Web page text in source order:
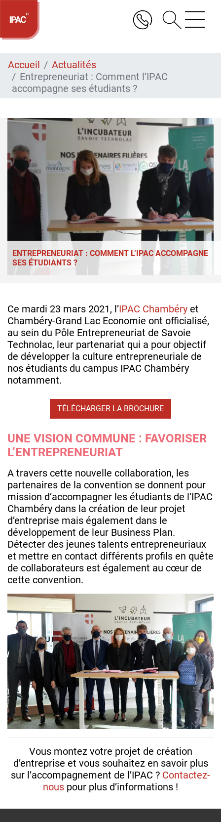
Aller
contenu
Accueil
Actualités
Entrepreneuriat : Comment l’IPAC
accompagne ses étudiants ?
ENTREPRENEURIAT : COMMENT L’IPAC ACCOMPAGNE
SES ÉTUDIANTS ?
Ce mardi 23 mars 2021, l’IPAC Chambéry et
Chambéry-Grand Lac Economie ont officialisé,
au sein du Pôle Entrepreneuriat de Savoie
Technolac, leur partenariat qui a pour objectif
de développer la culture entrepreneuriale de
nos étudiants du campus IPAC Chambéry
notamment.
TÉLÉCHARGER LA BROCHURE
UNE VISION COMMUNE : FAVORISER
L’ENTREPRENEURIAT
A travers cette nouvelle collaboration, les
partenaires de la convention se donnent pour
mission d’accompagner les étudiants de l’IPAC
Chambéry dans la création de leur projet
d’entreprise mais également dans le
développement de leur Business Plan.
Détecter des jeunes talents entrepreneuriaux
et mettre en contact différents profils en quête
de collaborateurs est également au cœur de
cette convention.
Vous montez votre projet de création
d’entreprise et vous souhaitez en savoir plus
sur l’accompagnement de l’IPAC ? Contactez-
nous pour plus d’informations !